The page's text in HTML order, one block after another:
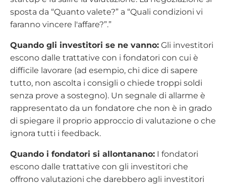
sposta da “Quanto valete?” a “Quali condizioni vi
faranno vincere l'affare?”.”
Quando gli investitori se ne vanno: Gli investitori
escono dalle trattative con i fondatori con cui è
difficile lavorare (ad esempio, chi dice di sapere
tutto, non ascolta i consigli o chiede troppi soldi
senza prove a sostegno). Un segnale di allarme è
rappresentato da un fondatore che non è in grado
di spiegare il proprio approccio di valutazione o che
ignora tutti i feedback.
Quando i fondatori si allontanano: I fondatori
escono dalle trattative con gli investitori che
offrono valutazioni che darebbero agli investitori